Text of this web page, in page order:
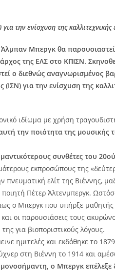
την ενίσχυση της
Μπεργκ θα
της ΕΛΣ στο ΚΠΙΣΝ.
ο διεθνώς αναγνωρισμένος
για την ενίσχυση της
ιδίωμα με χρήση
την ποιότητα της μουσικής
συνθέτες του
εκπροσώπους της
ελίτ της Βιέννης,
Πέτερ Άλτενμπεργκ.
ο Μπεργκ που υπήρξε μαθητής
οι παρουσιάσεις τους
για βιοποριστικούς λόγους.
ημιτελές και εκδόθηκε το
στη Βιέννη το 1914 και
ο Μπεργκ επέλεξε